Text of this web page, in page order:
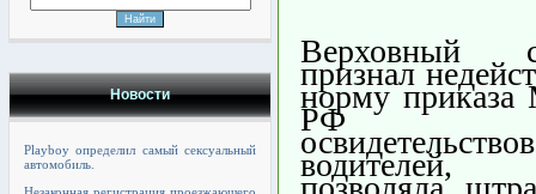
Новости
Playboy определил самый сексуальный
автомобиль.
признал
норму приказа
РФ
водителей,